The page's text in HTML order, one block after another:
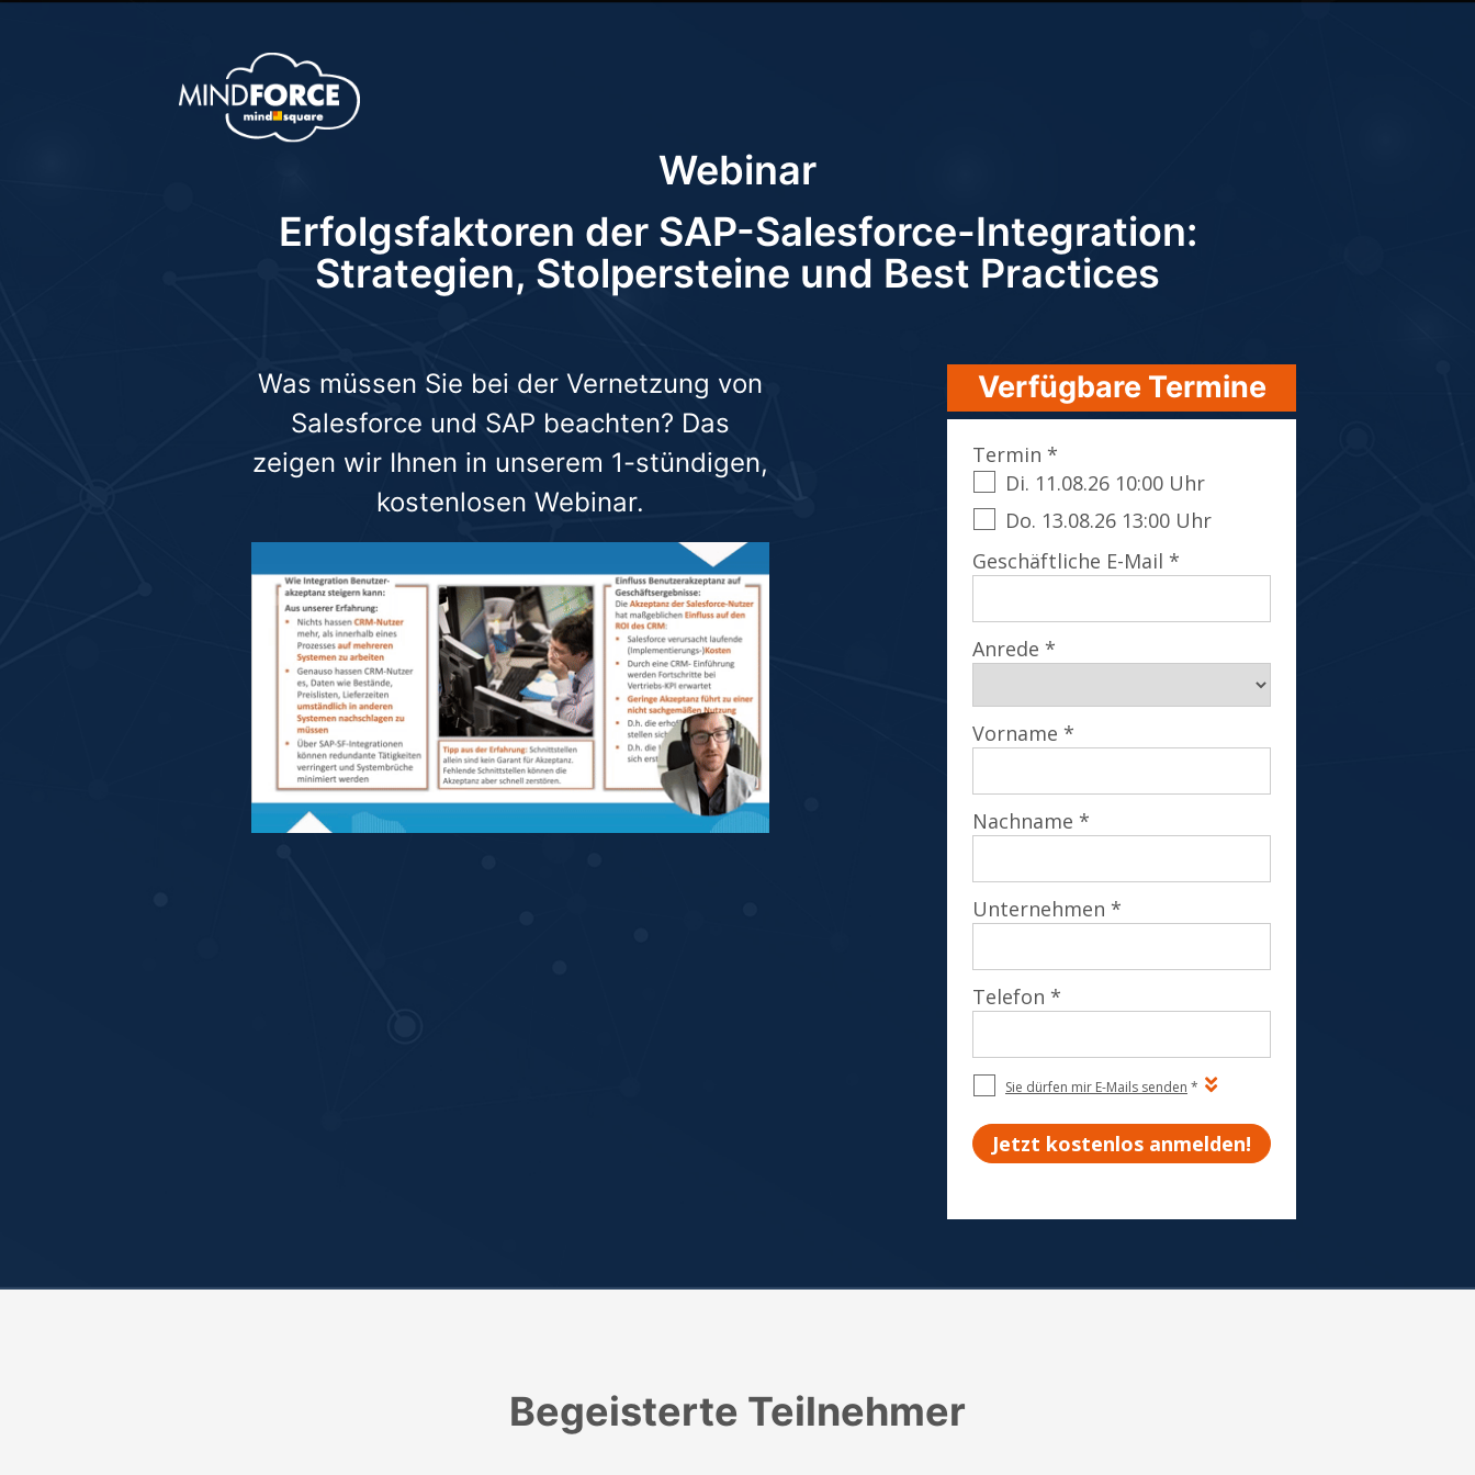
Webinar
Erfolgsfaktoren der SAP-Salesforce-Integration:
Strategien, Stolpersteine und Best Practices
Was müssen Sie bei der Vernetzung von
Salesforce und SAP beachten? Das
zeigen wir Ihnen in unserem 1-stündigen,
kostenlosen Webinar.
Verfügbare Termine
Begeisterte Teilnehmer